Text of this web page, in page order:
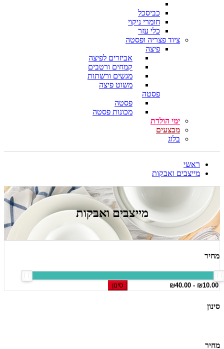
כביסכל
חומרי ניקוי
כלי עזר
ציוד פצריה ופסטה
פיצה
אביזרים לפיצה
קמחים ורטבים
מגשים ורשתות
משוט פיצה
פסטה
פסטה
מכונות פסטה
ימי הולדת
מבצעים
בלוג
ראשי
מייצבים ואבקות
מייצבים ואבקות
מחיר
סינון
סינון
מחיר